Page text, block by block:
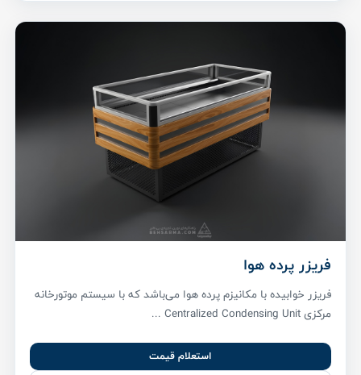
فریزر پرده هوا
فریزر خوابیده با مکانیزم پرده هوا می‌باشد که با سیستم موتورخانه
مرکزی Centralized Condensing Unit ...
استعلام قیمت